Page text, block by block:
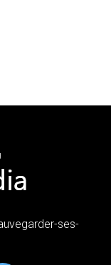
ses-